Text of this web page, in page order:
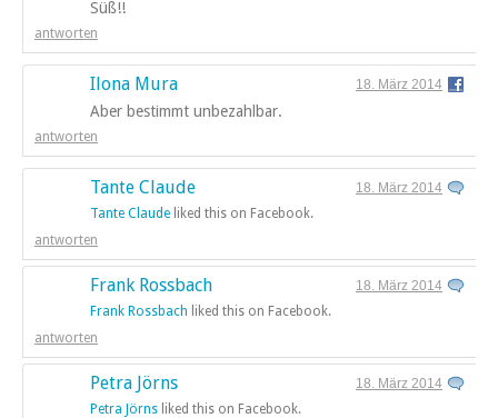
Süß!!
antworten
Ilona Mura 18. März 2014
Aber bestimmt unbezahlbar.
antworten
Tante Claude
18. März 2014
Tante Claude liked this on Facebook.
antworten
Frank Rossbach
18. März 2014
Frank Rossbach liked this on Facebook.
antworten
Petra Jörns
18. März 2014
Petra Jörns liked this on Facebook.